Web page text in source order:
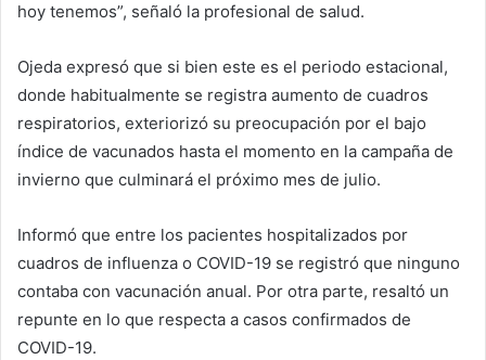
hoy tenemos”, señaló la profesional de salud.
Ojeda expresó que si bien este es el periodo estacional,
donde habitualmente se registra aumento de cuadros
respiratorios, exteriorizó su preocupación por el bajo
índice de vacunados hasta el momento en la campaña de
invierno que culminará el próximo mes de julio.
Informó que entre los pacientes hospitalizados por
cuadros de influenza o COVID-19 se registró que ninguno
contaba con vacunación anual. Por otra parte, resaltó un
repunte en lo que respecta a casos confirmados de
COVID-19.